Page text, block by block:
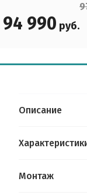
94 990 руб.
Описание
Монтаж